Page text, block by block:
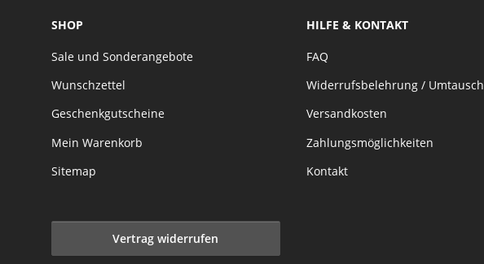
SHOP
Sale und Sonderangebote
Wunschzettel
Geschenkgutscheine
Mein Warenkorb
Sitemap
HILFE & KONTAKT
FAQ
Widerrufsbelehrung / Umtausch
Versandkosten
Zahlungsmöglichkeiten
Kontakt
Vertrag widerrufen